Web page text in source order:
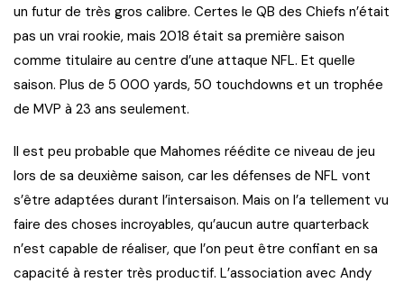
un futur de très gros calibre. Certes le QB des Chiefs n’était
pas un vrai rookie, mais 2018 était sa première saison
comme titulaire au centre d’une attaque NFL. Et quelle
saison. Plus de 5 000 yards, 50 touchdowns et un trophée
de MVP à 23 ans seulement.
Il est peu probable que Mahomes réédite ce niveau de jeu
lors de sa deuxième saison, car les défenses de NFL vont
s’être adaptées durant l’intersaison. Mais on l’a tellement vu
faire des choses incroyables, qu’aucun autre quarterback
n’est capable de réaliser, que l’on peut être confiant en sa
capacité à rester très productif. L’association avec Andy